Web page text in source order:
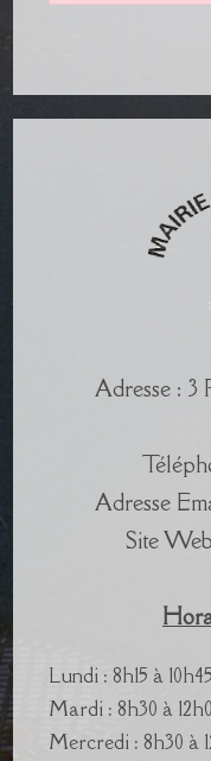
Adresse : 3
Adresse
Site
Lundi : 8h15 à 10h45
Mardi : 8h30 à
Mercredi : 8h30 à